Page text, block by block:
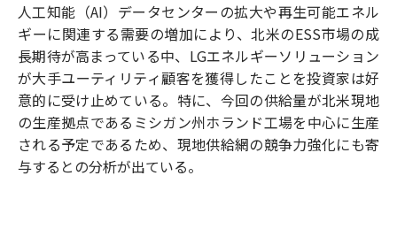
人工知能（AI）データセンターの拡大や再生可能エネル
ギーに関連する需要の増加により、北米のESS市場の成
長期待が高まっている中、LGエネルギーソリューション
が大手ユーティリティ顧客を獲得したことを投資家は好
意的に受け止めている。特に、今回の供給量が北米現地
の生産拠点であるミシガン州ホランド工場を中心に生産
される予定であるため、現地供給網の競争力強化にも寄
与するとの分析が出ている。